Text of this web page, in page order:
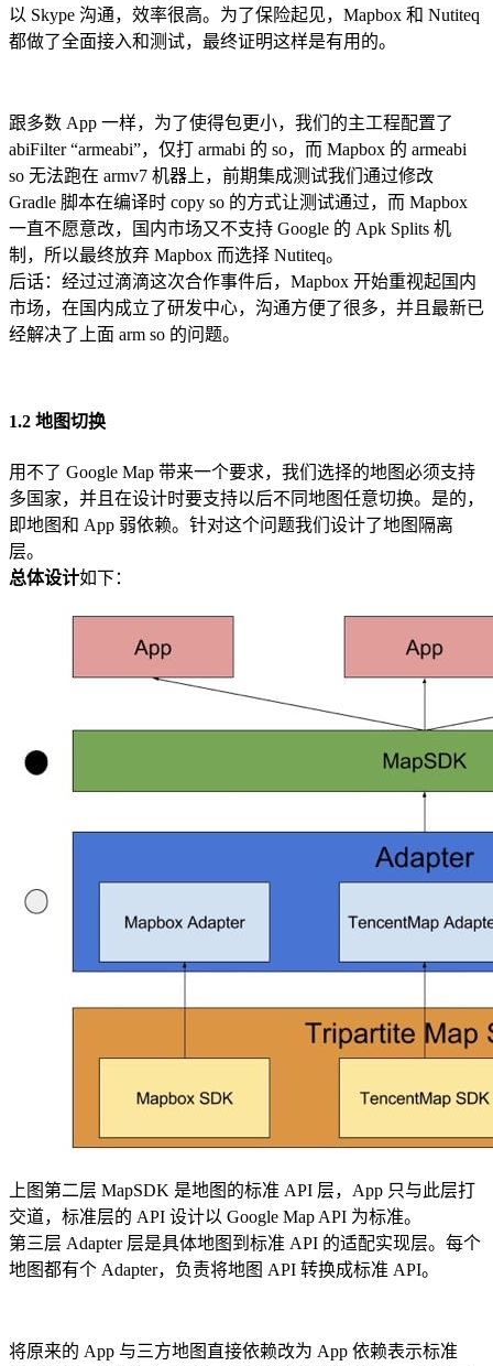
以 Skype 沟通，效率很高。为了保险起见，Mapbox 和 Nutiteq
都做了全面接入和测试，最终证明这样是有用的。
跟多数 App 一样，为了使得包更小，我们的主工程配置了
abiFilter “armeabi”，仅打 armabi 的 so，而 Mapbox 的 armeabi
so 无法跑在 armv7 机器上，前期集成测试我们通过修改
Gradle 脚本在编译时 copy so 的方式让测试通过，而 Mapbox
一直不愿意改，国内市场又不支持 Google 的 Apk Splits 机
制，所以最终放弃 Mapbox 而选择 Nutiteq。
后话：经过过滴滴这次合作事件后，Mapbox 开始重视起国内
市场，在国内成立了研发中心，沟通方便了很多，并且最新已
经解决了上面 arm so 的问题。
1.2 地图切换
用不了 Google Map 带来一个要求，我们选择的地图必须支持
多国家，并且在设计时要支持以后不同地图任意切换。是的，
即地图和 App 弱依赖。针对这个问题我们设计了地图隔离
层。
总体设计如下：
上图第二层 MapSDK 是地图的标准 API 层，App 只与此层打
交道，标准层的 API 设计以 Google Map API 为标准。
第三层 Adapter 层是具体地图到标准 API 的适配实现层。每个
地图都有个 Adapter，负责将地图 API 转换成标准 API。
将原来的 App 与三方地图直接依赖改为 App 依赖表示标准